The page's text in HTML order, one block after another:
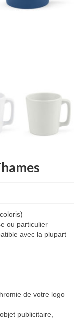
ou particulier
avec la plupart
de votre logo
publicitaire,